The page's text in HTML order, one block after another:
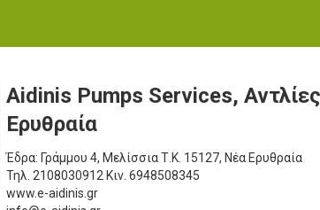
Aidinis Pumps Services,
Ερυθραία
Έδρα: Γράμμου 4, ΜελίσσιαΤ.Κ. 15127, Νέα Ερυθραία
Τηλ. 2108030912 Κιν. 6948508345
www.e-aidinis.gr